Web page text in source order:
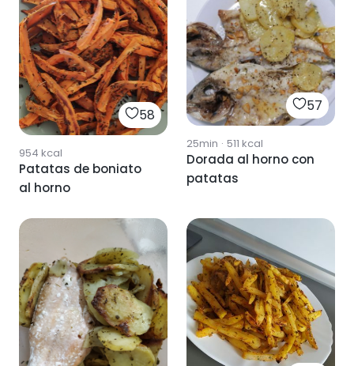
58
954 kcal
Patatas de boniato
al horno
57
25min · 511 kcal
Dorada al horno con
patatas